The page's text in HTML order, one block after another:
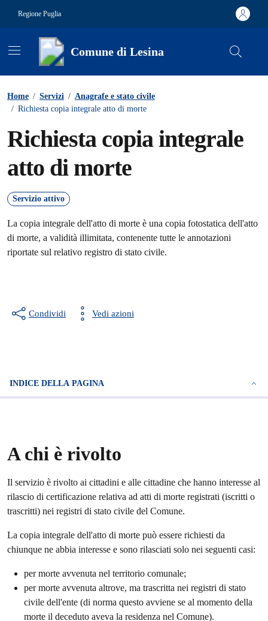
Regione Puglia
Comune di Lesina
Home / Servizi / Anagrafe e stato civile
/ Richiesta copia integrale atto di morte
Richiesta copia integrale
atto di morte
Servizio attivo
La copia integrale dell'atto di morte è una copia fotostatica dell'atto
di morte, a validità illimitata, contenente tutte le annotazioni
riportate sul relativo registro di stato civile.
Condividi Vedi azioni
INDICE DELLA PAGINA
A chi è rivolto
Il servizio è rivolto ai cittadini e alle cittadine che hanno interesse al
rilascio di certificazione relativa ad atti di morte registrati (iscritti o
trascritti) nei registri di stato civile del Comune.
La copia integrale dell'atto di morte può essere richiesti da
chiunque ne abbia interesse e sono rilasciati solo nei seguenti casi:
per morte avvenuta nel territorio comunale;
per morte avvenuta altrove, ma trascritta nei registri di stato
civile dell'ente (di norma questo avviene se al momento della
morte il deceduto aveva la residenza nel Comune).